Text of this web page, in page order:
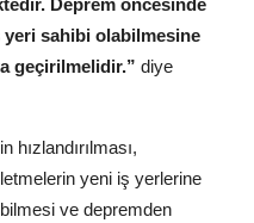
Deprem öncesinde
sahibi olabilmesine
geçirilmelidir.” diye
yeni iş yerlerine
ve depremden